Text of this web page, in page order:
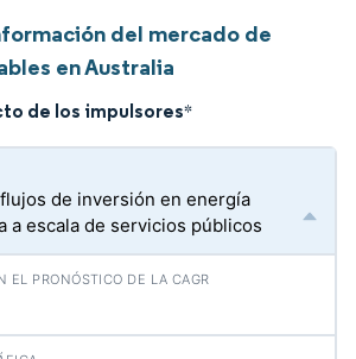
del mercado de
en Australia
de los impulsores*
de inversión en energía
a escala de servicios públicos